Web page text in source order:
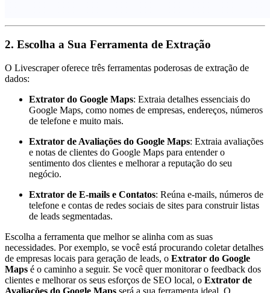
2. Escolha a Sua Ferramenta de Extração
O Livescraper oferece três ferramentas poderosas de extração de
dados:
Extrator do Google Maps: Extraia detalhes essenciais do
Google Maps, como nomes de empresas, endereços, números
de telefone e muito mais.
Extrator de Avaliações do Google Maps: Extraia avaliações
e notas de clientes do Google Maps para entender o
sentimento dos clientes e melhorar a reputação do seu
negócio.
Extrator de E-mails e Contatos: Reúna e-mails, números de
telefone e contas de redes sociais de sites para construir listas
de leads segmentadas.
Escolha a ferramenta que melhor se alinha com as suas
necessidades. Por exemplo, se você está procurando coletar detalhes
de empresas locais para geração de leads, o Extrator do Google
Maps é o caminho a seguir. Se você quer monitorar o feedback dos
clientes e melhorar os seus esforços de SEO local, o Extrator de
Avaliações do Google Maps será a sua ferramenta ideal. O